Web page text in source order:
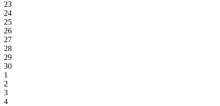
23
24
25
26
27
28
29
30
1
2
3
4